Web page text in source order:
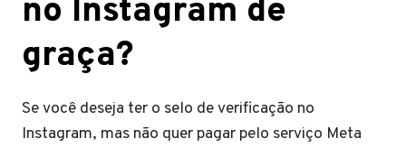
no Instagram de
graça?
Se você deseja ter o selo de verificação no
Instagram, mas não quer pagar pelo serviço Meta